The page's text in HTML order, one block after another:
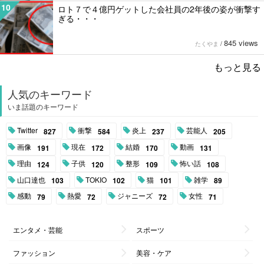
10
ロト７で４億円ゲットした会社員の2年後の姿が衝撃す
ぎる・・・
たくやま / 845 views
もっと見る
人気のキーワード
いま話題のキーワード
Twitter 827 衝撃 584 炎上 237 芸能人 205
画像 191 現在 172 結婚 170 動画 131
理由 124 子供 120 整形 109 怖い話 108
山口達也 103 TOKIO 102 猫 101 雑学 89
感動 79 熱愛 72 ジャニーズ 72 女性 71
エンタメ・芸能 スポーツ
ファッション 美容・ケア